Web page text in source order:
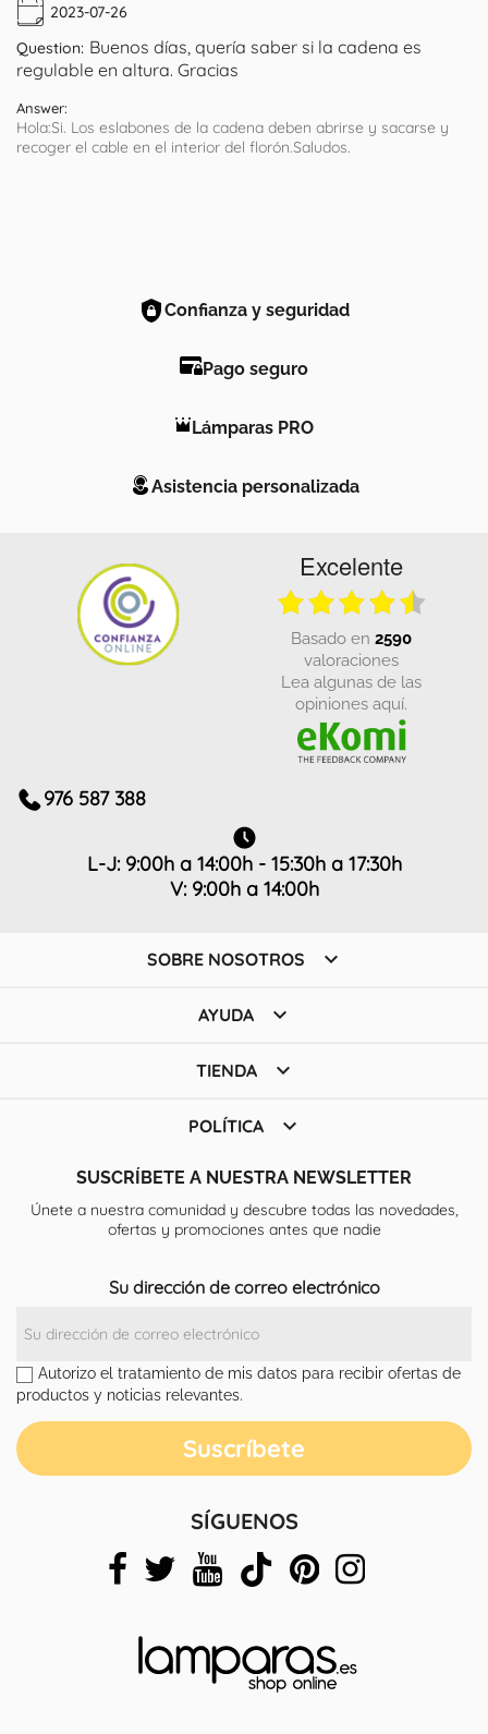
2023-07-26
Question: Buenos días, quería saber si la cadena es
regulable en altura. Gracias
Answer:
Hola:Si. Los eslabones de la cadena deben abrirse y sacarse y
recoger el cable en el interior del florón.Saludos.
Confianza y seguridad
Pago seguro
Lámparas PRO
Asistencia personalizada
Excelente
basado en 2590
valoraciones
Lea algunas de las
opiniones aquí.
976 587 388
L-J: 9:00h a 14:00h - 15:30h a 17:30h
V: 9:00h a 14:00h
SOBRE NOSOTROS 
AYUDA 
TIENDA 
POLÍTICA 
SUSCRÍBETE A NUESTRA NEWSLETTER
Únete a nuestra comunidad y descubre todas las novedades,
ofertas y promociones antes que nadie
Su dirección de correo electrónico
Autorizo el tratamiento de mis datos para recibir ofertas de
productos y noticias relevantes.
SÍGUENOS